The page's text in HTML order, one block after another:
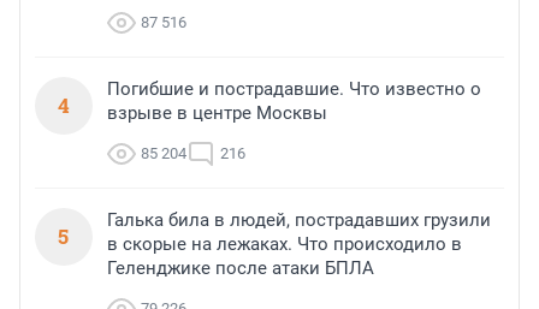
87 516
4
Погибшие и пострадавшие. Что известно о
взрыве в центре Москвы
85 204 216
5
Галька била в людей, пострадавших грузили
в скорые на лежаках. Что происходило в
Геленджике после атаки БПЛА